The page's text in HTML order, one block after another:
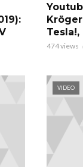
474 views
VIDEO